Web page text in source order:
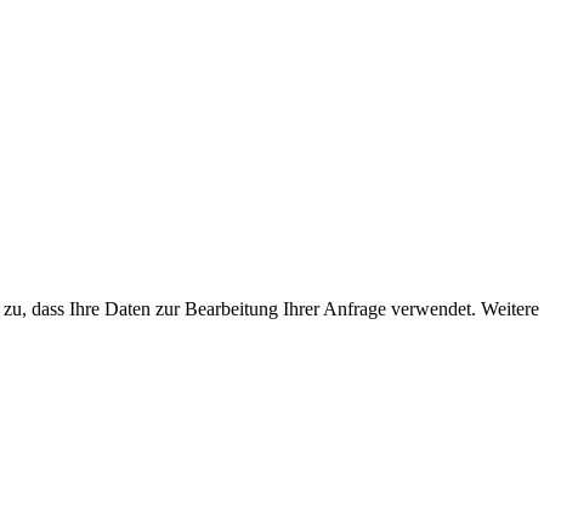
dass Ihre Daten zur Bearbeitung Ihrer Anfrage verwendet. Weitere